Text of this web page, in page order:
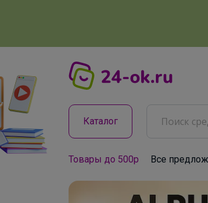
Каталог
Товары до 500р Все